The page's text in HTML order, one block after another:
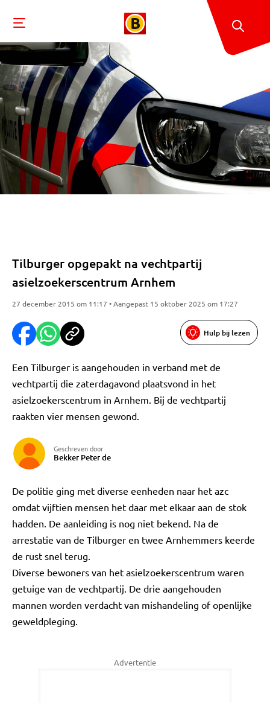
Tilburger opgepakt na vechtpartij
asielzoekerscentrum Arnhem
27 december 2015 om 11:17 • Aangepast 15 oktober 2025 om 17:27
Hulp bij lezen
Een Tilburger is aangehouden in verband met de
vechtpartij die zaterdagavond plaatsvond in het
asielzoekerscentrum in Arnhem. Bij de vechtpartij
raakten vier mensen gewond.
Geschreven door
Bekker Peter de
De politie ging met diverse eenheden naar het azc
omdat vijftien mensen het daar met elkaar aan de stok
hadden. De aanleiding is nog niet bekend. Na de
arrestatie van de Tilburger en twee Arnhemmers keerde
de rust snel terug.
Diverse bewoners van het asielzoekerscentrum waren
getuige van de vechtpartij. De drie aangehouden
mannen worden verdacht van mishandeling of openlijke
geweldpleging.
Advertentie